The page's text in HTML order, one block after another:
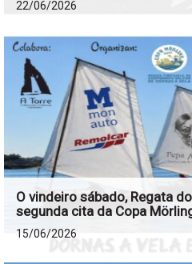
22/06/2026
O vindeiro sábado, Regata
segunda cita da Copa
15/06/2026